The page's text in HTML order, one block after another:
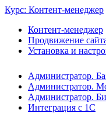
Курс: Контент-менеджер
Контент-менеджер
Продвижение
Установка и
Администратор.
Администратор.
Администратор.
Интеграция с 1С